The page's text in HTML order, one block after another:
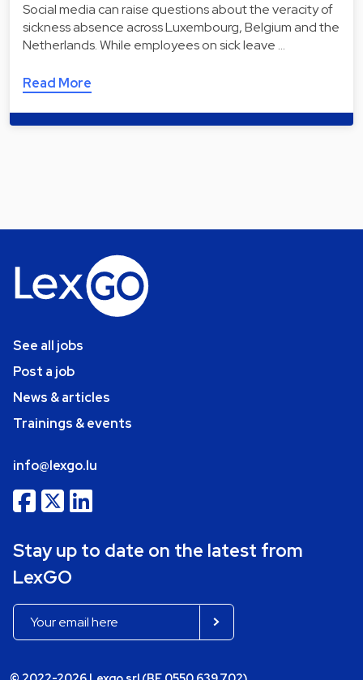
Social media can raise questions about the veracity of
sickness absence across Luxembourg, Belgium and the
Netherlands. While employees on sick leave …
Read More
See all jobs
Post a job
News & articles
Trainings & events
info@lexgo.lu
Stay up to date on the latest from
LexGO